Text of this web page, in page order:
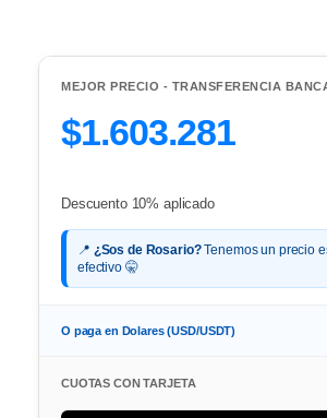
MEJOR PRECIO - TRANSFERENCIA
$1.603.281
Descuento 10% aplicado
📍 ¿Sos de Rosario?Tenemos un precio
efectivo 🤫
O paga en Dolares (USD/USDT)
CUOTAS CON TARJETA